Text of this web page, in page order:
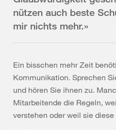
nützen auch beste
mir nichts mehr.»
Ein bisschen mehr Zeit
Kommunikation. Sprechen
und hören Sie ihnen zu.
Mitarbeitende die Regeln,
verstehen oder weil sie